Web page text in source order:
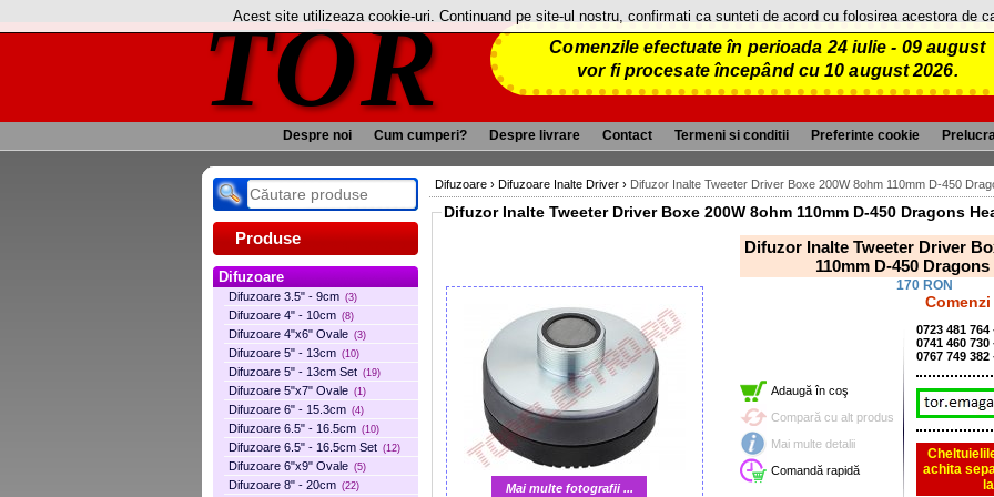
TOR
Comenzile efectuate în perioada 24 iulie - 09 august
vor fi procesate începând cu 10 august 2026.
Despre noi Cum cumperi? Despre livrare Contact Termeni si conditii Preferinte cookie
Produse
Difuzoare
Difuzoare 3.5" - 9cm (3)
Difuzoare 4" - 10cm (8)
Difuzoare 4"x6" Ovale (3)
Difuzoare 5" - 13cm (10)
Difuzoare 5" - 13cm Set (19)
Difuzoare 5"x7" Ovale (1)
Difuzoare 6" - 15.3cm (4)
Difuzoare 6.5" - 16.5cm (10)
Difuzoare 6.5" - 16.5cm Set (12)
Difuzoare 6"x9" Ovale (5)
Difuzoare 8" - 20cm (22)
Difuzoare › Difuzoare Inalte Driver › Difuzor Inalte Tweeter Driver Boxe 200W 8ohm 110mm D-450
Difuzor Inalte Tweeter Driver Boxe 200W 8ohm 110mm D-450 Dragons
Mai multe fotografii ...
Difuzor Inalte Tweeter Driver
110mm D-450 Dragons
170 RON
Adaugă în coş
Compară cu alt produs
Mai multe detalii
Comandă rapidă
0723 481
0741 460
0767 749
achita
Acest site utilizeaza cookie-uri. Continuand pe site-ul nostru, confirmati ca sunteti de acord cu folosirea acestora de